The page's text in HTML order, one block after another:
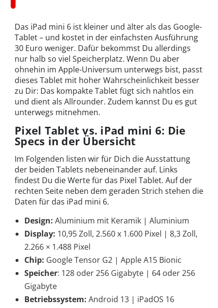
Das iPad mini 6 ist kleiner und älter als das Google-
Tablet – und kostet in der einfachsten Ausführung
30 Euro weniger. Dafür bekommst Du allerdings
nur halb so viel Speicherplatz. Wenn Du aber
ohnehin im Apple-Universum unterwegs bist, passt
dieses Tablet mit hoher Wahrscheinlichkeit besser
zu Dir: Das kompakte Tablet fügt sich nahtlos ein
und dient als Allrounder. Zudem kannst Du es gut
unterwegs mitnehmen.
Pixel Tablet vs. iPad mini 6: Die
Specs in der Übersicht
Im Folgenden listen wir für Dich die Ausstattung
der beiden Tablets nebeneinander auf. Links
findest Du die Werte für das Pixel Tablet. Auf der
rechten Seite neben dem geraden Strich stehen die
Daten für das iPad mini 6.
Design: Aluminium mit Keramik | Aluminium
Display: 10,95 Zoll, 2.560 x 1.600 Pixel | 8,3 Zoll,
2.266 × 1.488 Pixel
Chip: Google Tensor G2 | Apple A15 Bionic
Speicher: 128 oder 256 Gigabyte | 64 oder 256
Gigabyte
Betriebssystem: Android 13 | iPadOS 16